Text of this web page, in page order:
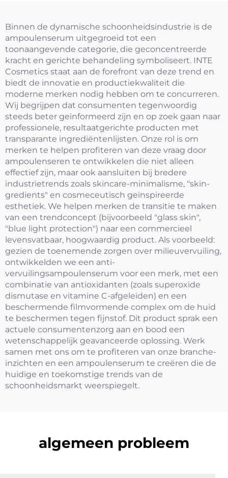
Binnen de dynamische schoonheidsindustrie is de
ampoulenserum uitgegroeid tot een
toonaangevende categorie, die geconcentreerde
kracht en gerichte behandeling symboliseert. INTE
Cosmetics staat aan de forefront van deze trend en
biedt de innovatie en productiekwaliteit die
moderne merken nodig hebben om te concurreren.
Wij begrijpen dat consumenten tegenwoordig
steeds beter geïnformeerd zijn en op zoek gaan naar
professionele, resultaatgerichte producten met
transparante ingrediëntenlijsten. Onze rol is om
merken te helpen profiteren van deze vraag door
ampoulenseren te ontwikkelen die niet alleen
effectief zijn, maar ook aansluiten bij bredere
industrietrends zoals skincare-minimalisme, "skin-
gredients" en cosmeceutisch geïnspireerde
esthetiek. We helpen merken de transitie te maken
van een trendconcept (bijvoorbeeld "glass skin",
"blue light protection") naar een commercieel
levensvatbaar, hoogwaardig product. Als voorbeeld:
gezien de toenemende zorgen over milieuvervuiling,
ontwikkelden we een anti-
vervuilingsampoulenserum voor een merk, met een
combinatie van antioxidanten (zoals superoxide
dismutase en vitamine C-afgeleiden) en een
beschermende filmvormende complex om de huid
te beschermen tegen fijnstof. Dit product sprak een
actuele consumentenzorg aan en bood een
wetenschappelijk geavanceerde oplossing. Werk
samen met ons om te profiteren van onze branche-
inzichten en een ampoulenserum te creëren die de
huidige en toekomstige trends van de
schoonheidsmarkt weerspiegelt.
algemeen probleem